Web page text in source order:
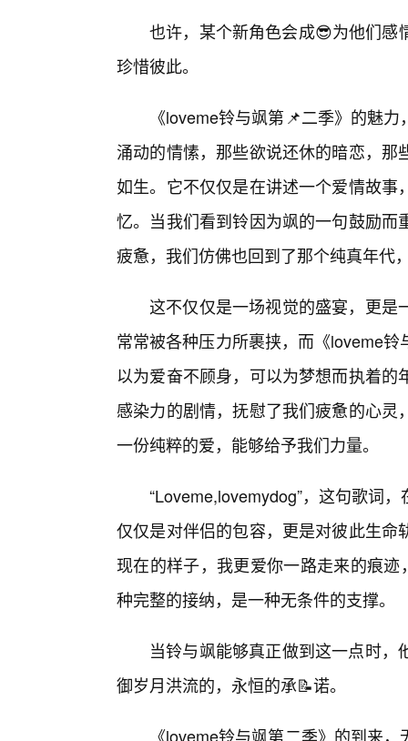
也许，某个新角色会成😎为他们感
珍惜彼此。
《loveme铃与飒第📌二季》的魅
涌动的情愫，那些欲说还休的暗恋，
如生。它不仅仅是在讲述一个爱情故
忆。当我们看到铃因为飒的一句鼓励
疲惫，我们仿佛也回到了那个纯真年代
这不仅仅是一场视觉的盛宴，更是
常常被各种压力所裹挟，而《loveme
以为爱奋不顾身，可以为梦想而执着
感染力的剧情，抚慰了我们疲惫的心
一份纯粹的爱，能够给予我们力量。
“Loveme,lovemydog”，这句歌词
仅仅是对伴侣的包容，更是对彼此生
现在的样子，我更爱你一路走来的痕
种完整的接纳，是一种无条件的支撑。
当铃与飒能够真正做到这一点时
御岁月洪流的，永恒的承📝诺。
《loveme铃与飒第二季》的到来